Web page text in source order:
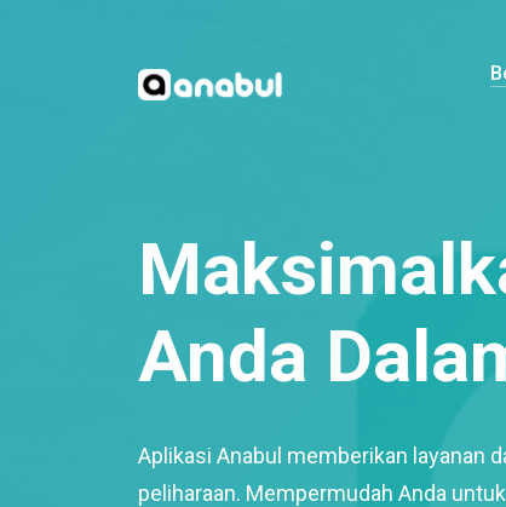
Anda
Aplikasi Anabul memberikan layanan
peliharaan. Mempermudah Anda